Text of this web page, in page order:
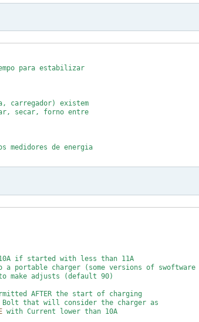
para estabilizar
carregador) existem
secar, forno entre
medidores de energia
terminou
a conexao com
de standby para o
conexão. Mas o script
se não for
problema de perda da
basta desligar e
started with less than 11A
charger (some versions of swoftware
make adjusts (default 90)
AFTER the start of charging
that will consider the charger as
with Current lower than 10A